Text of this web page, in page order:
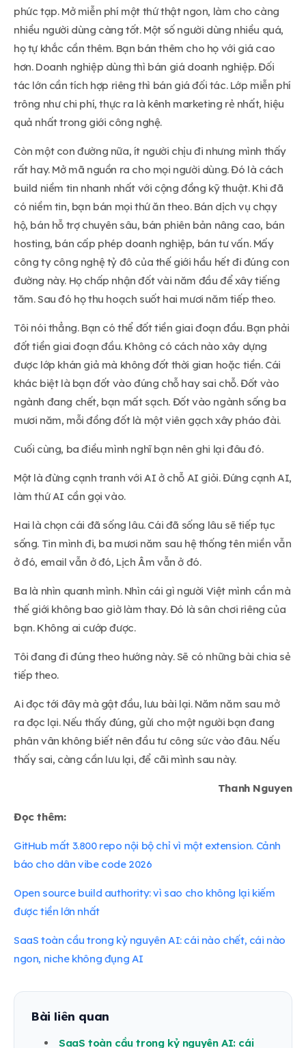
phức tạp. Mở miễn phí một thứ thật ngon, làm cho càng
nhiều người dùng càng tốt. Một số người dùng nhiều quá,
họ tự khắc cần thêm. Bạn bán thêm cho họ với giá cao
hơn. Doanh nghiệp dùng thì bán giá doanh nghiệp. Đối
tác lớn cần tích hợp riêng thì bán giá đối tác. Lớp miễn phí
trông như chi phí, thực ra là kênh marketing rẻ nhất, hiệu
quả nhất trong giới công nghệ.
Còn một con đường nữa, ít người chịu đi nhưng mình thấy
rất hay. Mở mã nguồn ra cho mọi người dùng. Đó là cách
build niềm tin nhanh nhất với cộng đồng kỹ thuật. Khi đã
có niềm tin, bạn bán mọi thứ ăn theo. Bán dịch vụ chạy
hộ, bán hỗ trợ chuyên sâu, bán phiên bản nâng cao, bán
hosting, bán cấp phép doanh nghiệp, bán tư vấn. Mấy
công ty công nghệ tỷ đô của thế giới hầu hết đi đúng con
đường này. Họ chấp nhận đốt vài năm đầu để xây tiếng
tăm. Sau đó họ thu hoạch suốt hai mươi năm tiếp theo.
Tôi nói thẳng. Bạn có thể đốt tiền giai đoạn đầu. Bạn phải
đốt tiền giai đoạn đầu. Không có cách nào xây dựng
được lớp khán giả mà không đốt thời gian hoặc tiền. Cái
khác biệt là bạn đốt vào đúng chỗ hay sai chỗ. Đốt vào
ngành đang chết, bạn mất sạch. Đốt vào ngành sống ba
mươi năm, mỗi đồng đốt là một viên gạch xây pháo đài.
Cuối cùng, ba điều mình nghĩ bạn nên ghi lại đâu đó.
Một là đừng cạnh tranh với AI ở chỗ AI giỏi. Đứng cạnh AI,
làm thứ AI cần gọi vào.
Hai là chọn cái đã sống lâu. Cái đã sống lâu sẽ tiếp tục
sống. Tin mình đi, ba mươi năm sau hệ thống tên miền vẫn
ở đó, email vẫn ở đó, Lịch Âm vẫn ở đó.
Ba là nhìn quanh mình. Nhìn cái gì người Việt mình cần mà
thế giới không bao giờ làm thay. Đó là sân chơi riêng của
bạn. Không ai cướp được.
Tôi đang đi đúng theo hướng này. Sẽ có những bài chia sẻ
tiếp theo.
Ai đọc tới đây mà gật đầu, lưu bài lại. Năm năm sau mở
ra đọc lại. Nếu thấy đúng, gửi cho một người bạn đang
phân vân không biết nên đầu tư công sức vào đâu. Nếu
thấy sai, càng cần lưu lại, để cãi mình sau này.
Thanh Nguyen
Đọc thêm:
GitHub mất 3.800 repo nội bộ chỉ vì một extension. Cảnh
báo cho dân vibe code 2026
Open source build authority: vì sao cho không lại kiếm
được tiền lớn nhất
SaaS toàn cầu trong kỷ nguyên AI: cái nào chết, cái nào
ngon, niche không đụng AI
Bài liên quan
SaaS toàn cầu trong kỷ nguyên AI: cái